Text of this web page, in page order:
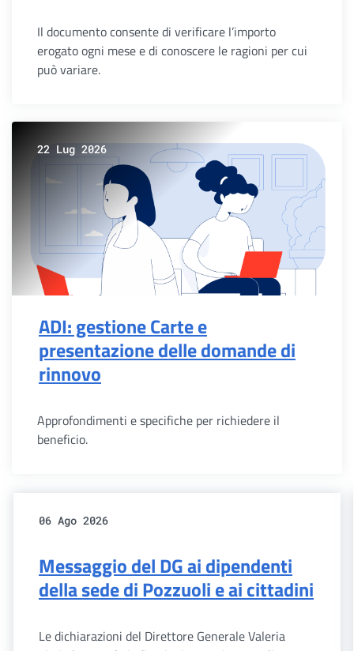
Il documento consente di verificare l’importo
erogato ogni mese e di conoscere le ragioni per cui
può variare.
22 Lug 2026
ADI: gestione Carte e
presentazione delle domande di
rinnovo
Approfondimenti e specifiche per richiedere il
beneficio.
06 Ago 2026
Messaggio del DG ai dipendenti
della sede di Pozzuoli e ai cittadini
Le dichiarazioni del Direttore Generale Valeria